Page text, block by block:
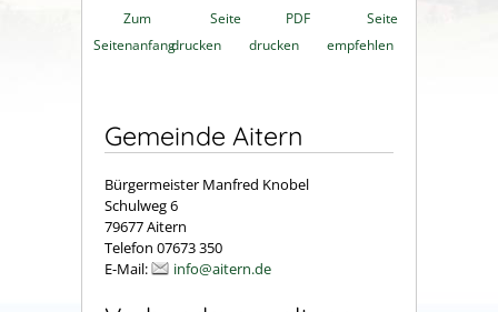
Zum
Seitenanfang
Seite
drucken
PDF
drucken
Seite
empfehlen
Gemeinde Aitern
Bürgermeister Manfred Knobel
Schulweg 6
79677 Aitern
Telefon 07673 350
E-Mail:
info@aitern.de